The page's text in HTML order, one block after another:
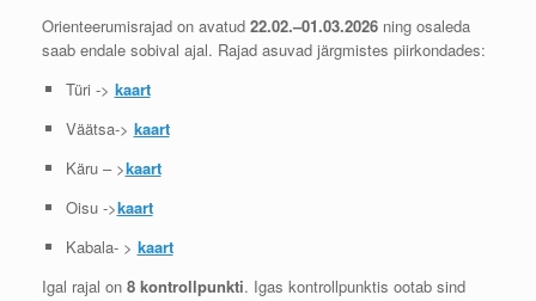
Orienteerumisrajad on avatud 22.02.–01.03.2026 ning osaleda
saab endale sobival ajal. Rajad asuvad järgmistes piirkondades:
Türi -> kaart
Väätsa-> kaart
Käru – >kaart
Oisu ->kaart
Kabala- > kaart
Igal rajal on 8 kontrollpunkti. Igas kontrollpunktis ootab sind